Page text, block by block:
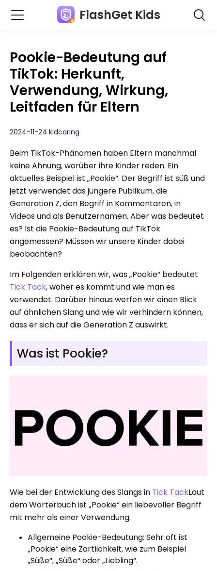
FlashGet Kids
Pookie-Bedeutung auf
TikTok: Herkunft,
Verwendung, Wirkung,
Leitfaden für Eltern
2024-11-24 kidcaring
Beim TikTok-Phänomen haben Eltern manchmal
keine Ahnung, worüber ihre Kinder reden. Ein
aktuelles Beispiel ist „Pookie“. Der Begriff ist süß und
jetzt verwendet das jüngere Publikum, die
Generation Z, den Begriff in Kommentaren, in
Videos und als Benutzernamen. Aber was bedeutet
es? Ist die Pookie-Bedeutung auf TikTok
angemessen? Müssen wir unsere Kinder dabei
beobachten?
Im Folgenden erklären wir, was „Pookie“ bedeutet
Tick ​​Tack, woher es kommt und wie man es
verwendet. Darüber hinaus werfen wir einen Blick
auf ähnlichen Slang und wie wir verhindern können,
dass er sich auf die Generation Z auswirkt.
Was ist Pookie?
Wie bei der Entwicklung des Slangs in Tick ​​TackLaut
dem Wörterbuch ist „Pookie“ ein liebevoller Begriff
mit mehr als einer Verwendung.
Allgemeine Pookie-Bedeutung: Sehr oft ist
„Pookie“ eine Zärtlichkeit, wie zum Beispiel
„Süße“, „Süße“ oder „Liebling“.